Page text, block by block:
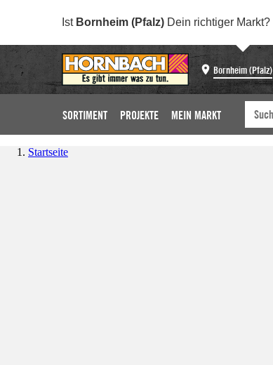
Ist Bornheim (Pfalz) Dein richtiger Markt?
Bornheim (Pfalz)
SORTIMENT PROJEKTE MEIN MARKT
Startseite